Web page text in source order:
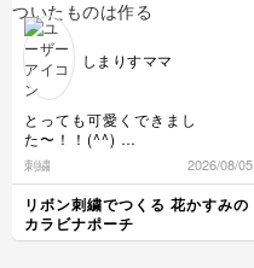
しまりすママ
とっても可愛くできまし
た〜！！(^^)
普段ファスナーのついたものは
作るのが難しくてあまり選ばな
い私ですが、こちらの作品はデ
ザインが上品で素敵で、どうし
ても作ってみたかったので受講
刺繍 2026/08/05
リボン刺繍でつくる 花かすみの
カラビナポーチ